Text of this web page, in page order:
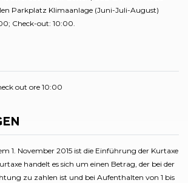
Parkplatz Klimaanlage (Juni-Juli-August)
Check-out: 10:00.
out ore 10:00
1. November 2015 ist die Einführung der Kurtaxe
handelt es sich um einen Betrag, der bei der
zu zahlen ist und bei Aufenthalten von 1 bis